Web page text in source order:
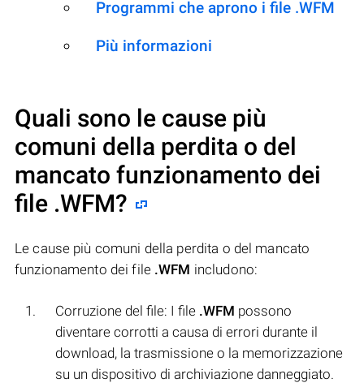
Programmi che aprono i file .WFM
Più informazioni
Quali sono le cause più
comuni della perdita o del
mancato funzionamento dei
file .WFM?
Le cause più comuni della perdita o del mancato
funzionamento dei file .WFM includono:
Corruzione del file: I file .WFM possono
diventare corrotti a causa di errori durante il
download, la trasmissione o la memorizzazione
su un dispositivo di archiviazione danneggiato.